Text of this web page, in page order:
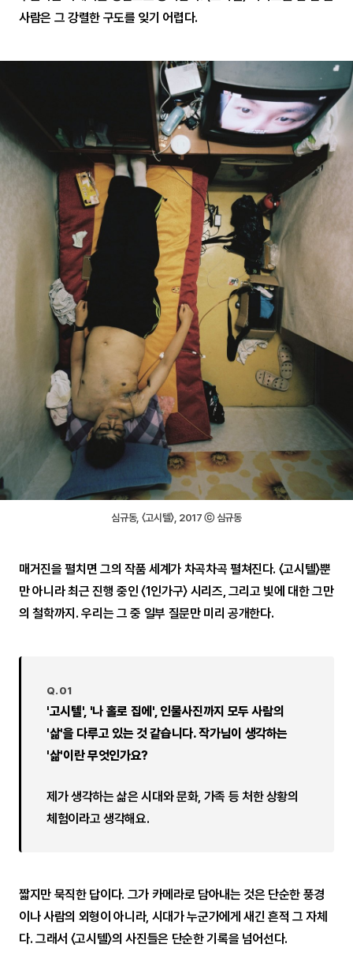
사람은 그 강렬한 구도를 잊기 어렵다.
심규동, 〈고시텔〉, 2017 ⓒ 심규동
매거진을 펼치면 그의 작품 세계가 차곡차곡 펼쳐진다. 〈고시텔〉뿐
만 아니라 최근 진행 중인 〈1인가구〉 시리즈, 그리고 빛에 대한 그만
의 철학까지. 우리는 그 중 일부 질문만 미리 공개한다.
Q.01
'고시텔', '나 홀로 집에', 인물사진까지 모두 사람의
'삶'을 다루고 있는 것 같습니다. 작가님이 생각하는
'삶'이란 무엇인가요?
제가 생각하는 삶은 시대와 문화, 가족 등 처한 상황의
체험이라고 생각해요.
짧지만 묵직한 답이다. 그가 카메라로 담아내는 것은 단순한 풍경
이나 사람의 외형이 아니라, 시대가 누군가에게 새긴 흔적 그 자체
다. 그래서 〈고시텔〉의 사진들은 단순한 기록을 넘어선다.